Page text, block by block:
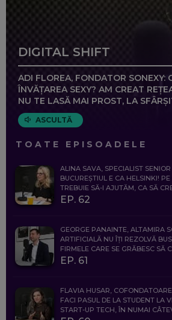
DIGITAL SHIFT
ADI FLOREA, FONDATOR SONEXY:
ÎNVĂȚAREA SEXY? AM CREAT
NU TE LASĂ MAI PROST, LA
ASCULTĂ
TOATE EPISOADELE
ALINA SAVA, SPECIALIST
BUCUREȘTIUL E CA HELSINKI!
TREBUIE SĂ-I AJUTĂM, CA SĂ
EP. 62
GEORGE PANAINTE, ALTAMIRA
ARTIFICIALĂ NU ÎȚI REZOLVĂ
FIRMELE CARE SE GRĂBESC SĂ
EP. 61
FLAVIA HUSAR,
FACI PASUL DE LA STUDENT LA
START-UP TECH, ÎN NUMAI